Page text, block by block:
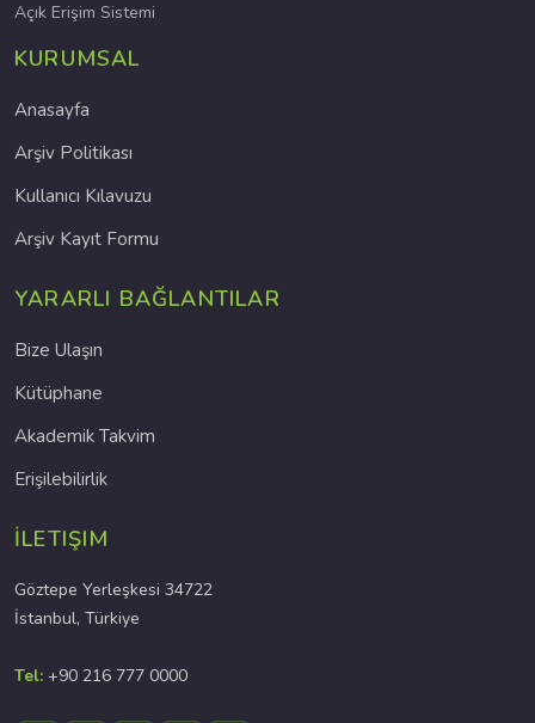
Açık Erişim Sistemi
KURUMSAL
Anasayfa
Arşiv Politikası
Kullanıcı Kılavuzu
Arşiv Kayıt Formu
YARARLI BAĞLANTILAR
Bize Ulaşın
Kütüphane
Akademik Takvim
Erişilebilirlik
İLETIŞIM
Göztepe Yerleşkesi 34722
İstanbul, Türkiye
Tel: +90 216 777 0000